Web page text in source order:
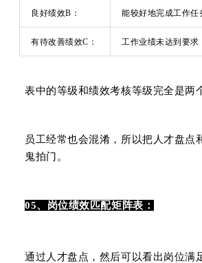
良好绩效B： 能较好地完成工作任
有待改善绩效C： 工作业绩未达到要求
表中的等级和绩效考核等级完全是两
员工经常也会混淆，所以把人才盘点
鬼拍门。
05、岗位绩效匹配矩阵表：
通过人才盘点，然后可以看出岗位满